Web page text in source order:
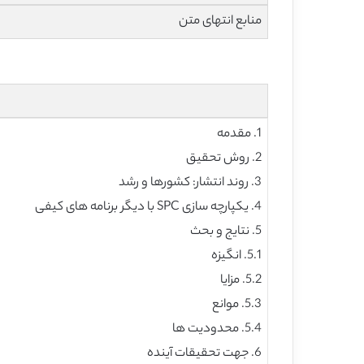
منابع انتهای متن
1. مقدمه
2. روش تحقیق
3. روند انتشار: کشورها و رشد
4. یکپارچه سازی SPC با دیگر برنامه های کیفی
5. نتایج و بحث
5.1. انگیزه
5.2. مزایا
5.3. موانع
5.4. محدودیت ها
6. جهت تحقیقات آینده